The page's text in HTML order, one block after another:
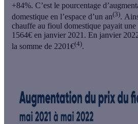
+84%. C’est le pourcentage
domestique en l’espace d’un an(3).
chauffe au fioul domestique payait
1564€ en janvier 2021. En janvier
la somme de 2201€(4).